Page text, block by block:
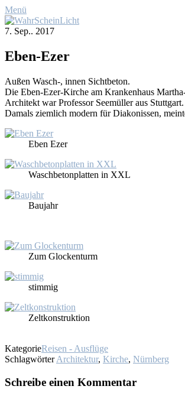
Menü
7. Sep.. 2017
Eben-Ezer
Au­ßen Wasch‑, in­nen Sicht­be­ton.
Die Eben-Ezer-Kir­che am Kran­ken­haus
Ar­chi­tekt war Pro­fes­sor See­mül­ler aus Stutt­gart.
Da­mals ziem­lich mo­dern für Dia­ko­nis­sen,
Eben Ezer
Wasch­be­ton­plat­ten in XXL
Bau­jahr
Zum Glo­cken­turm
stim­mig
Zelt­kon­struk­ti­on
KategorieReisen - Ausflüge
Schlagwörter Architektur, Kirche, Nürnberg
Schreibe einen Kommentar